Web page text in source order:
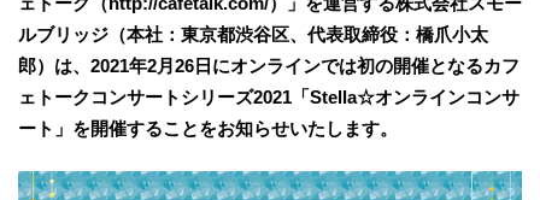
ルブリッジ（本社：東京都渋谷区、代表取締役：橋爪小太
郎）は、2021年2月26日にオンラインでは初の開催となるカフ
ェトークコンサートシリーズ2021「Stella☆オンラインコンサ
ート」を開催することをお知らせいたします。